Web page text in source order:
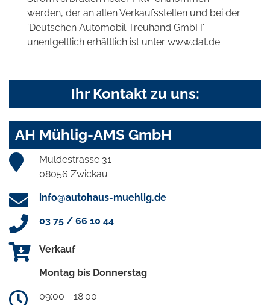
werden, der an allen Verkaufsstellen und bei der
'Deutschen Automobil Treuhand GmbH'
unentgeltlich erhältlich ist unter www.dat.de.
Ihr Kontakt zu uns:
AH Mühlig-AMS GmbH
Muldestrasse 31
08056 Zwickau
info@autohaus-muehlig.de
03 75 / 66 10 44
Verkauf
Montag bis Donnerstag
09:00 - 18:00